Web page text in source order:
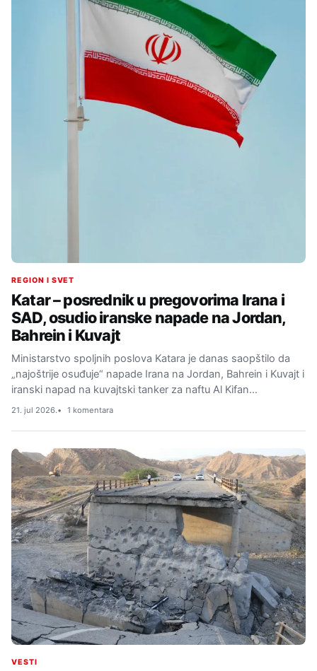
REGION I SVET
Katar – posrednik u pregovorima Irana i
SAD, osudio iranske napade na Jordan,
Bahrein i Kuvajt
Ministarstvo spoljnih poslova Katara je danas saopštilo da
„najoštrije osuđuje“ napade Irana na Jordan, Bahrein i Kuvajt i
iranski napad na kuvajtski tanker za naftu Al Kifan…
21. jul 2026. 1 komentara
VESTI